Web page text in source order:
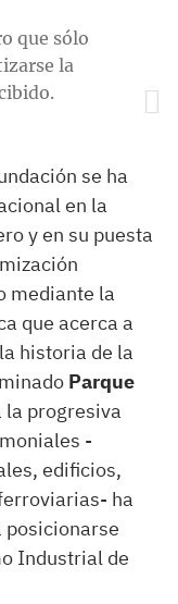
que sólo
la
se ha
en la
y en su puesta
mediante la
que acerca a
historia de la
Parque
la progresiva
-
edificios,
ha
posicionarse
Industrial de